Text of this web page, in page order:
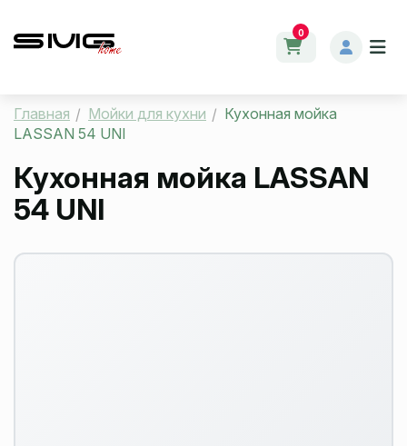
0
Главная Мойки для кухни
Кухонная мойка
LASSAN 54 UNI
Кухонная мойка LASSAN
54 UNI